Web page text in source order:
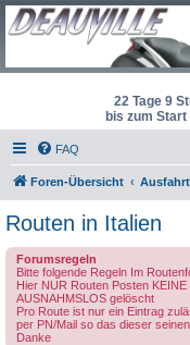
22 Tage 9
bis zum
FAQ
Foren-Übersicht
Routen in Italien
Forumsregeln
Bitte folgende Regeln Im
Hier NUR Routen Posten
AUSNAHMSLOS gelöscht
Pro Route ist nur ein Eintrag
per PN/Mail so das dieser
Danke